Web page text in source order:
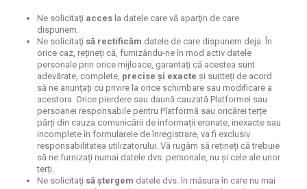
Ne solicitaţi acces la datele care vă aparţin de care
dispunem.
Ne solicitaţi să rectificăm datele de care dispunem deja. În
orice caz, rețineți că, furnizându-ne în mod activ datele
personale prin orice mijloace, garantaţi că acestea sunt
adevărate, complete, precise și exacte și sunteți de acord
să ne anunțați cu privire la orice schimbare sau modificare a
acestora. Orice pierdere sau daună cauzată Platformei sau
persoanei responsabile pentru Platformă sau oricărei terțe
părți din cauza comunicării de informații eronate, inexacte sau
incomplete în formularele de înregistrare, va fi exclusiv
responsabilitatea utilizatorului. Vă rugăm să rețineți că trebuie
să ne furnizați numai datele dvs. personale, nu și cele ale unor
terți.
Ne solicitaţi să ştergem datele dvs. în măsura în care nu mai